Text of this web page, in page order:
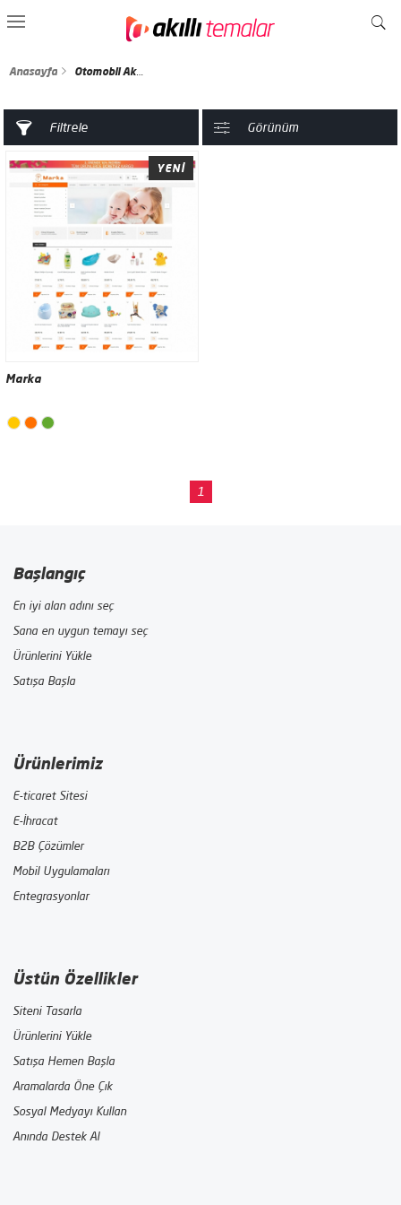
Anasayfa Otomobil Aksesuarları
Filtrele Görünüm
YENİ
Marka
1
Başlangıç
En iyi alan adını seç
Sana en uygun temayı seç
Ürünlerini Yükle
Satışa Başla
Ürünlerimiz
E-ticaret Sitesi
E-İhracat
B2B Çözümler
Mobil Uygulamaları
Entegrasyonlar
Üstün Özellikler
Siteni Tasarla
Ürünlerini Yükle
Satışa Hemen Başla
Aramalarda Öne Çık
Sosyal Medyayı Kullan
Anında Destek Al